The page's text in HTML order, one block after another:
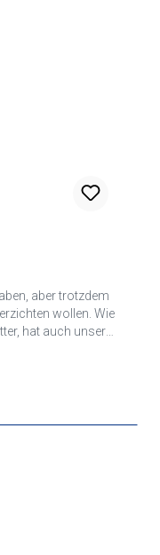
aber trotzdem
wollen. Wie
hat auch unser
den elastischen
oder für UL-